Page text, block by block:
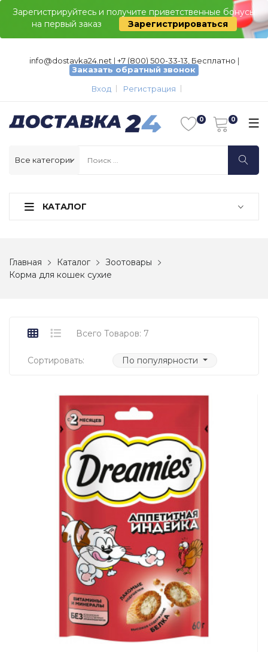
Зарегистрируйтесь и получите приветственные бонусы
на первый заказ
Зарегистрироваться
info@dostavka24.net | +7 (800) 500-33-13, Бесплатно |
Заказать обратный звонок
Вход
Регистрация
КАТАЛОГ
Главная Каталог
Зоотовары
Корма для кошек сухие
Всего Товаров: 7
Сортировать: По популярности